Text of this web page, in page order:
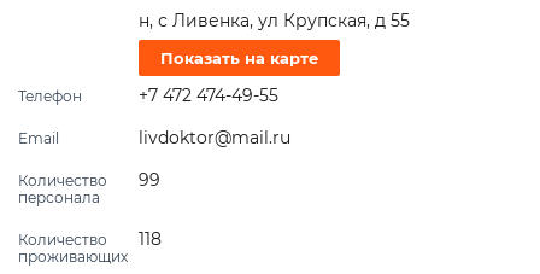
н, с Ливенка, ул Крупская, д 55
Показать на карте
Телефон +7 472 474-49-55
Email livdoktor@mail.ru
Количество
персонала
99
Количество
проживающих
118